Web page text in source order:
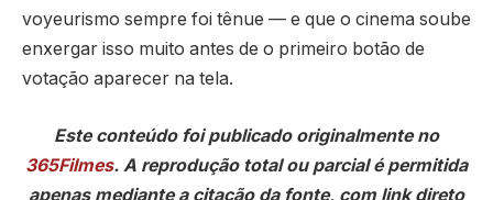
voyeurismo sempre foi tênue — e que o cinema soube
enxergar isso muito antes de o primeiro botão de
votação aparecer na tela.
Este conteúdo foi publicado originalmente no
365Filmes. A reprodução total ou parcial é permitida
apenas mediante a citação da fonte, com link direto